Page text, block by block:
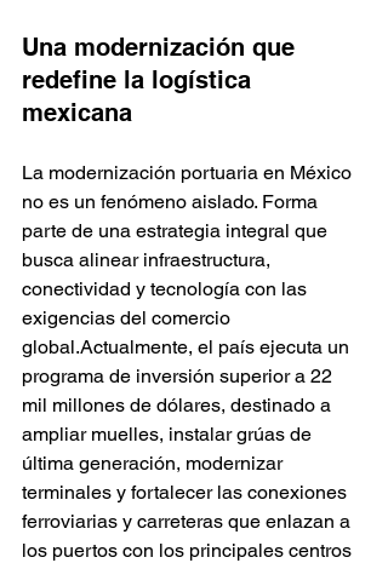
Una modernización que
redefine la logística
mexicana
La modernización portuaria en México
no es un fenómeno aislado. Forma
parte de una estrategia integral que
busca alinear infraestructura,
conectividad y tecnología con las
exigencias del comercio
global.Actualmente, el país ejecuta un
programa de inversión superior a 22
mil millones de dólares, destinado a
ampliar muelles, instalar grúas de
última generación, modernizar
terminales y fortalecer las conexiones
ferroviarias y carreteras que enlazan a
los puertos con los principales centros